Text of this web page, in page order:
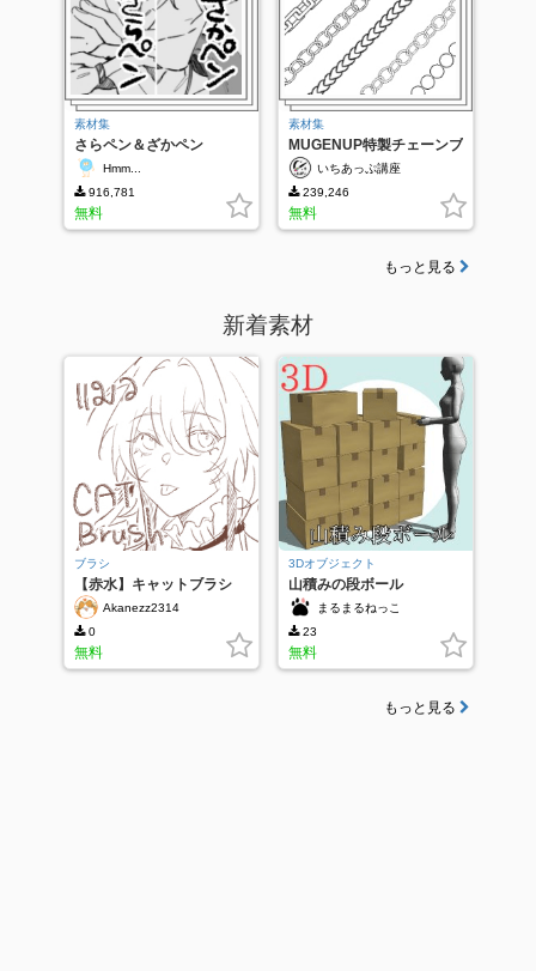
素材集
さらペン＆ざかペン
Hmm...
916,781
無料
素材集
MUGENUP特製チェーンブ
ラシ いちあっぷ講座
239,246
無料
もっと見る
新着素材
ブラシ
【赤水】キャットブラシ
Akanezz2314
0
無料
3Dオブジェクト
山積みの段ボール
まるまるねっこ
23
無料
もっと見る